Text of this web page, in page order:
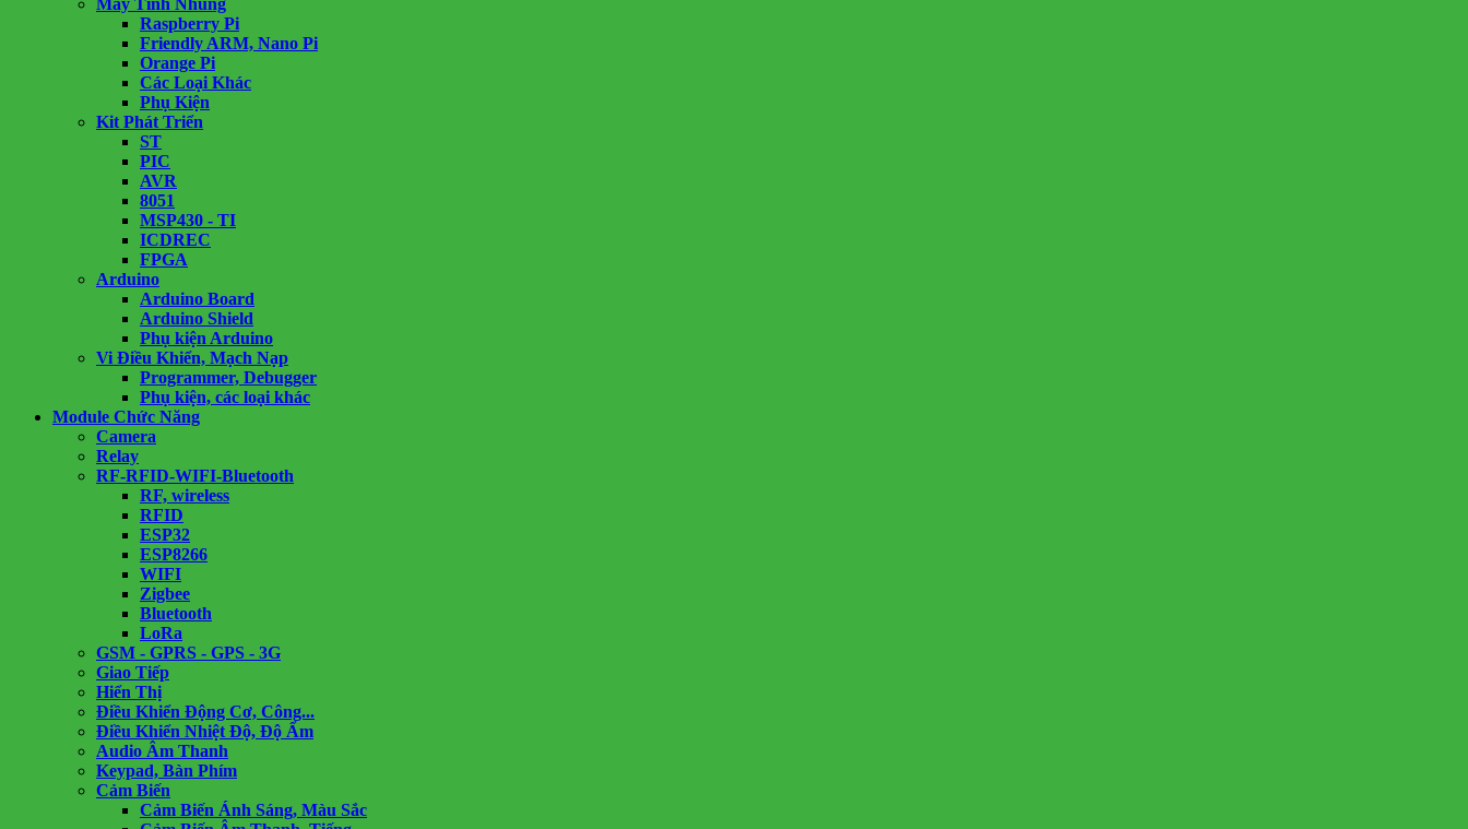
Raspberry Pi
Friendly ARM, Nano Pi
Orange Pi
Các Loại Khác
Phụ Kiện
Kit Phát Triển
ST
PIC
AVR
8051
MSP430 - TI
ICDREC
FPGA
Arduino
Arduino Board
Arduino Shield
Phụ kiện Arduino
Vi Điều Khiển, Mạch Nạp
Programmer, Debugger
Phụ kiện, các loại khác
Module Chức Năng
Camera
Relay
RF-RFID-WIFI-Bluetooth
RF, wireless
RFID
ESP32
ESP8266
WIFI
Zigbee
Bluetooth
LoRa
GSM - GPRS - GPS - 3G
Giao Tiếp
Hiển Thị
Điều Khiển Động Cơ, Công...
Điều Khiển Nhiệt Độ, Độ Ẩm
Audio Âm Thanh
Keypad, Bàn Phím
Cảm Biến
Cảm Biến Ánh Sáng, Màu Sắc